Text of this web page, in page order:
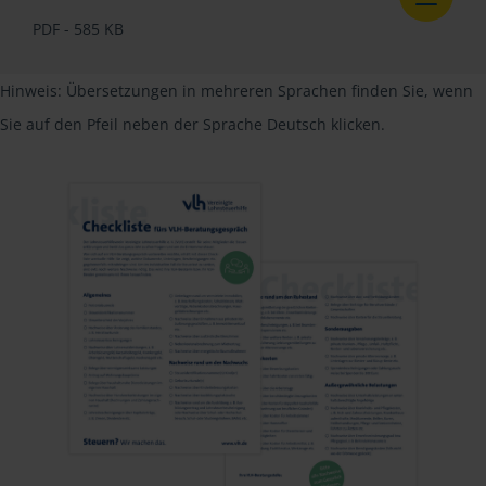
PDF - 585 KB
Hinweis: Übersetzungen in mehreren Sprachen finden Sie, wenn
Sie auf den Pfeil neben der Sprache Deutsch klicken.